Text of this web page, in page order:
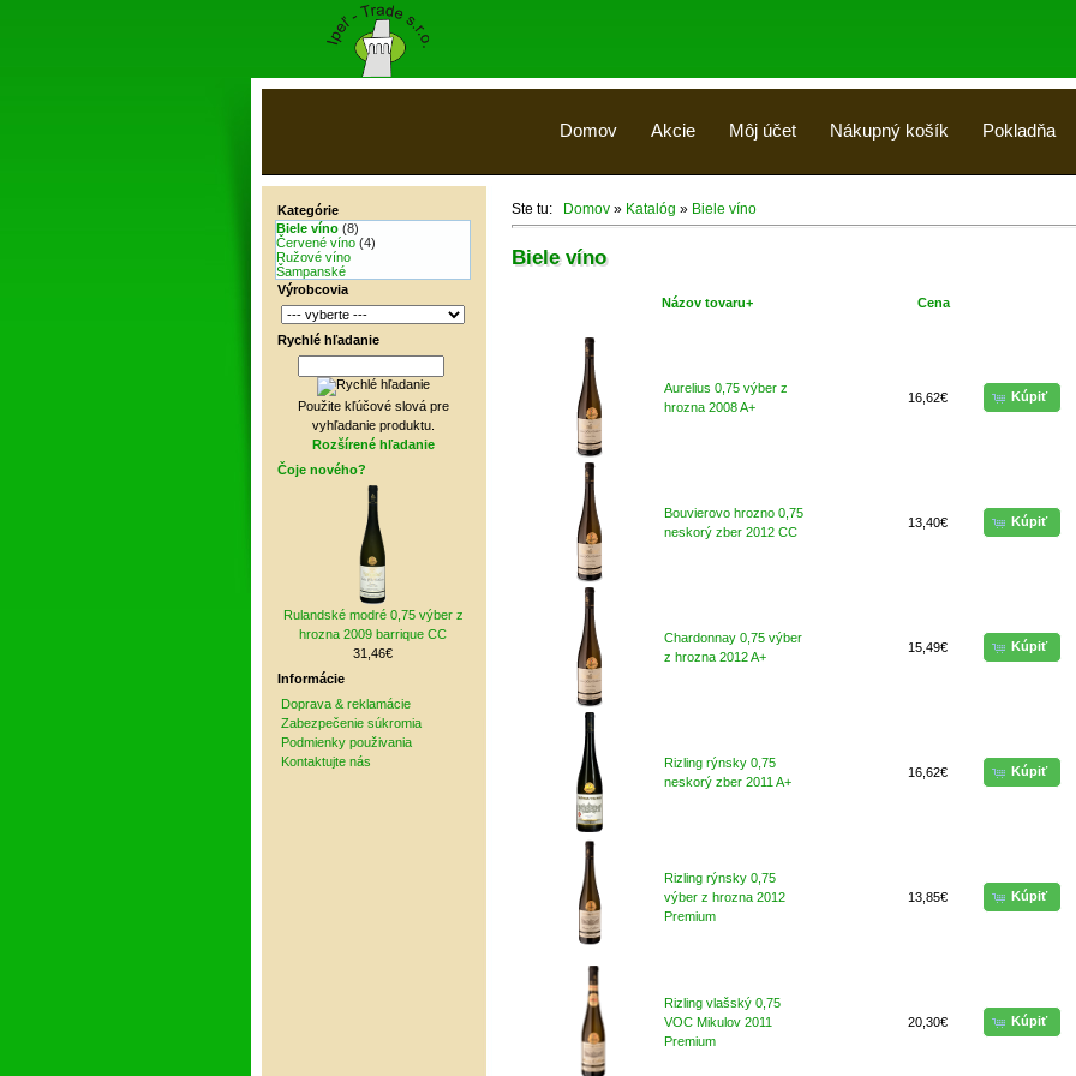
Domov Akcie Môj účet Nákupný košík Pokladňa
Ste tu: Domov » Katalóg » Biele víno
Biele víno
Názov tovaru+ Cena
Aurelius 0,75 výber z
hrozna 2008 A+
16,62€ Kúpiť
Bouvierovo hrozno 0,75
neskorý zber 2012 CC
13,40€ Kúpiť
Chardonnay 0,75 výber
z hrozna 2012 A+
15,49€ Kúpiť
Rizling rýnsky 0,75
neskorý zber 2011 A+
16,62€ Kúpiť
Rizling rýnsky 0,75
výber z hrozna 2012
Premium
13,85€ Kúpiť
Rizling vlašský 0,75
VOC Mikulov 2011
Premium
20,30€ Kúpiť
Kategórie
Biele víno (8)
Červené víno (4)
Ružové víno
Šampanské
Výrobcovia
Rychlé hľadanie
Použite kľúčové slová pre
vyhľadanie produktu.
Rozšírené hľadanie
Čoje nového?
Rulandské modré 0,75 výber z
hrozna 2009 barrique CC
31,46€
Informácie
Doprava & reklamácie
Zabezpečenie súkromia
Podmienky použivania
Kontaktujte nás